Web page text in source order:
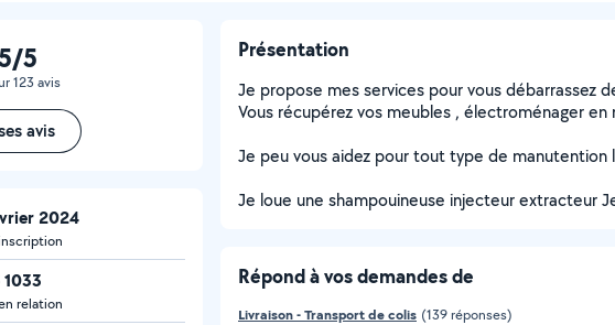
5
123 avis
avis
2024
1033
relation
Présentation
Je propose mes services pour vous débarrassez
Vous récupérez vos meubles , électroménager en
Je peu vous aidez pour tout type de
Je loue une shampouineuse injecteur extracteur
Répond à vos demandes de
Livraison - Transport de colis (139 réponses)